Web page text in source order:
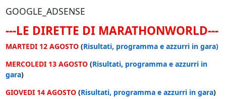
GOOGLE_ADSENSE
---LE DIRETTE DI MARATHONWORLD---
MARTEDI 12 AGOSTO(Risultati, programma e azzurri in gara)
MERCOLEDI 13 AGOSTO(Risultati, programma e azzurri in
gara)
GIOVEDI 14 AGOSTO(Risultati, programma e azzurri in gara)